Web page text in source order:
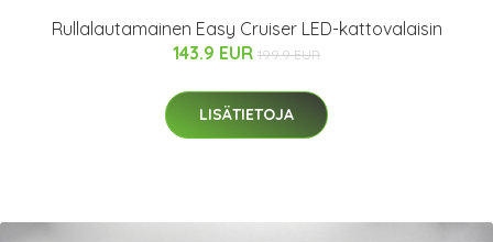
Rullalautamainen Easy Cruiser LED-kattovalaisin
143.9 EUR 199.9 EUR
LISÄTIETOJA